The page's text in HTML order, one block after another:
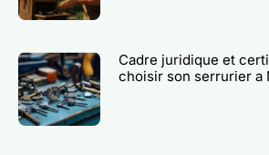
Cadre juridique et
choisir son serrurier a